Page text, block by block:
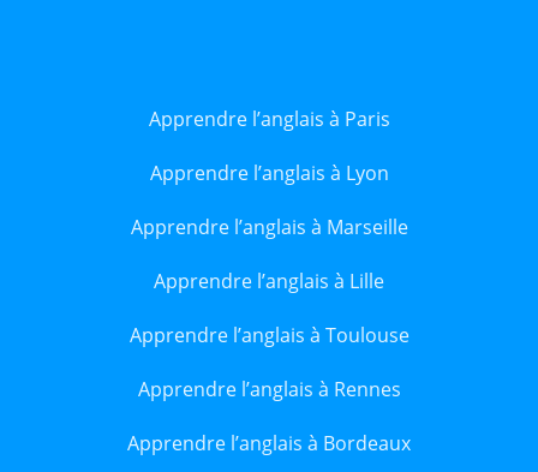
Apprendre l’anglais à Paris
Apprendre l’anglais à Lyon
Apprendre l’anglais à Marseille
Apprendre l’anglais à Lille
Apprendre l’anglais à Toulouse
Apprendre l’anglais à Rennes
Apprendre l’anglais à Bordeaux